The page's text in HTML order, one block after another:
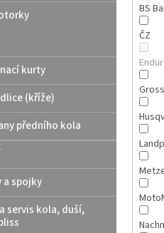
kurty
(kříže)
předního kola
a spojky
servis kola, duší,
BS
ČZ